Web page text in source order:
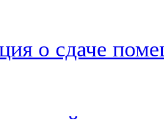
о сдаче